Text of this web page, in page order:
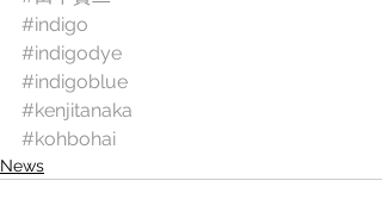
#indigo
#indigodye
#indigoblue
#kenjitanaka
#kohbohai
News